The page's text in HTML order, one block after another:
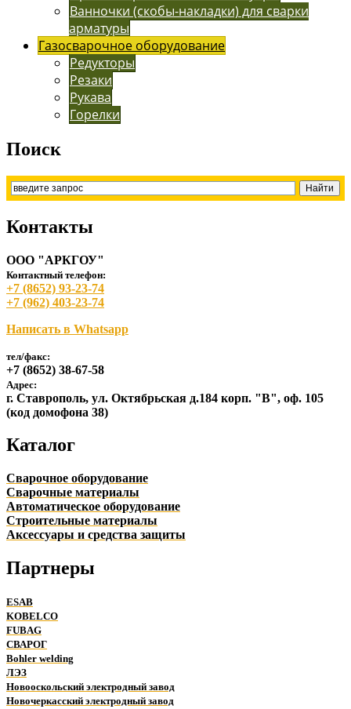
Ванночки (скобы-накладки) для сварки
арматуры
Газосварочное оборудование
Редукторы
Резаки
Рукава
Горелки
Поиск
Контакты
ООО "АРКГОУ"
Контактный телефон:
+7 (8652) 93-23-74
+7 (962) 403-23-74
Написать в Whatsapp
тел/факс:
+7 (8652) 38-67-58
Адрес:
г. Ставрополь, ул. Октябрьская д.184 корп. "В", оф. 105
(код домофона 38)
Каталог
Сварочное оборудование
Сварочные материалы
Автоматическое оборудование
Строительные материалы
Аксессуары и средства защиты
Партнеры
ESAB
KOBELCO
FUBAG
СВАРОГ
Bohler welding
ЛЭЗ
Новооскольский электродный завод
Новочеркасский электродный завод